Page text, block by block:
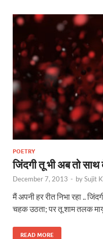
POETRY
जिंदगी तू भी अब तो साथ
December 7, 2013 - bySujit
मैं अपनी हर रीत निभा रहा ..
चहक उठता; पर तू शाम तलक
READ MORE